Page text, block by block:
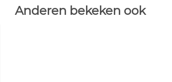
Anderen bekeken ook